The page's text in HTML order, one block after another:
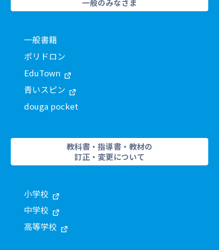
一般のみなさま
一般書籍
ポリドロン
EduTown
青いスピン
douga pocket
教科書・指導書・教材の
訂正・変更について
小学校
中学校
高等学校